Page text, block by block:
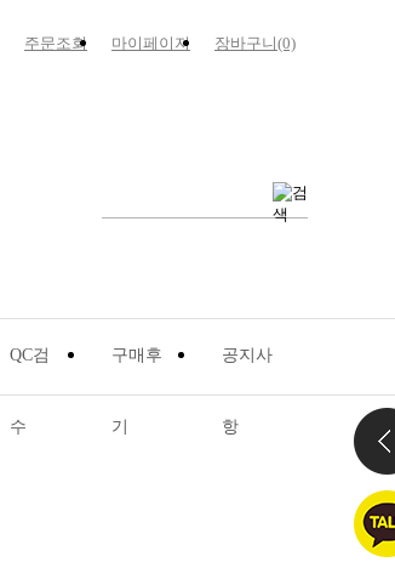
주문조회 마이페이지 장바구니(0)
수 기 항